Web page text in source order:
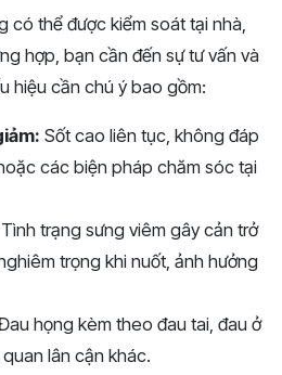
có thể được kiểm soát tại nhà,
hợp, bạn cần đến sự tư vấn và
hiệu cần chú ý bao gồm:
Sốt cao liên tục, không đáp
các biện pháp chăm sóc tại
Tình trạng sưng viêm gây cản trở
trọng khi nuốt, ảnh hưởng
họng kèm theo đau tai, đau ở
lân cận khác.